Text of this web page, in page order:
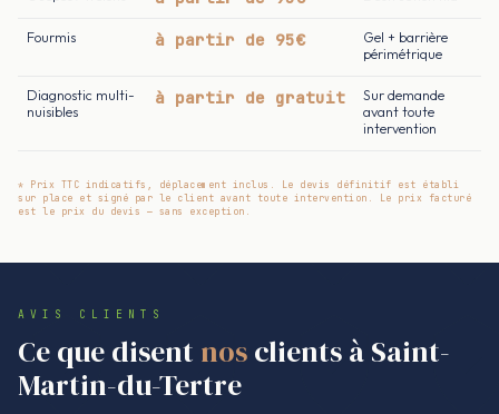
Fourmis à partir de 95€
Gel + barrière
périmétrique
Diagnostic multi-
nuisibles
à partir de gratuit
Sur demande
avant toute
intervention
* Prix TTC indicatifs, déplacement inclus. Le devis définitif est établi
sur place et signé par le client avant toute intervention. Le prix facturé
est le prix du devis — sans exception.
AVIS CLIENTS
Ce que disent nosclients à Saint-
Martin-du-Tertre